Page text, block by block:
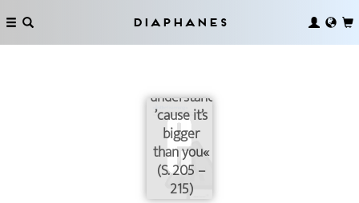
Diaphanes
understand
’cause it’s
bigger
than you«
(S. 205 –
215)